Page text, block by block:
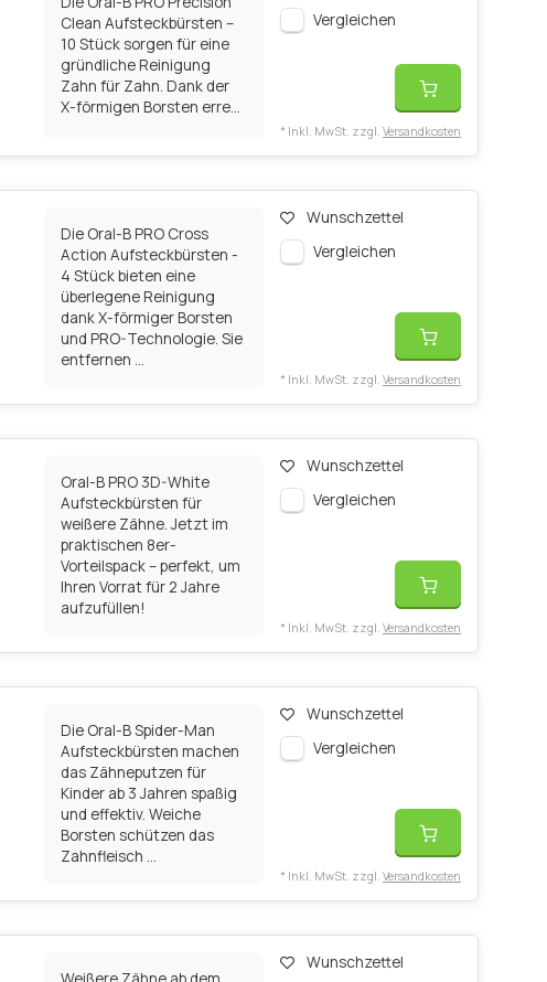
Clean Aufsteckbürsten –
10 Stück sorgen für eine
gründliche Reinigung
Zahn für Zahn. Dank der
X-förmigen Borsten erre...
Vergleichen
* Inkl. MwSt. zzgl.Versandkosten
Die Oral-B PRO Cross
Action Aufsteckbürsten -
4 Stück bieten eine
überlegene Reinigung
dank X-förmiger Borsten
und PRO-Technologie. Sie
entfernen ...
Wunschzettel
Vergleichen
* Inkl. MwSt. zzgl.Versandkosten
Oral-B PRO 3D-White
Aufsteckbürsten für
weißere Zähne. Jetzt im
praktischen 8er-
Vorteilspack – perfekt, um
Ihren Vorrat für 2 Jahre
aufzufüllen!
Wunschzettel
Vergleichen
* Inkl. MwSt. zzgl.Versandkosten
Die Oral-B Spider-Man
Aufsteckbürsten machen
das Zähneputzen für
Kinder ab 3 Jahren spaßig
und effektiv. Weiche
Borsten schützen das
Zahnfleisch ...
Wunschzettel
Vergleichen
* Inkl. MwSt. zzgl.Versandkosten
Wunschzettel